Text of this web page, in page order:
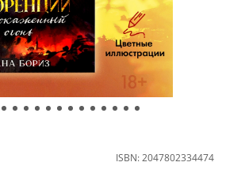
ISBN:2047802334474